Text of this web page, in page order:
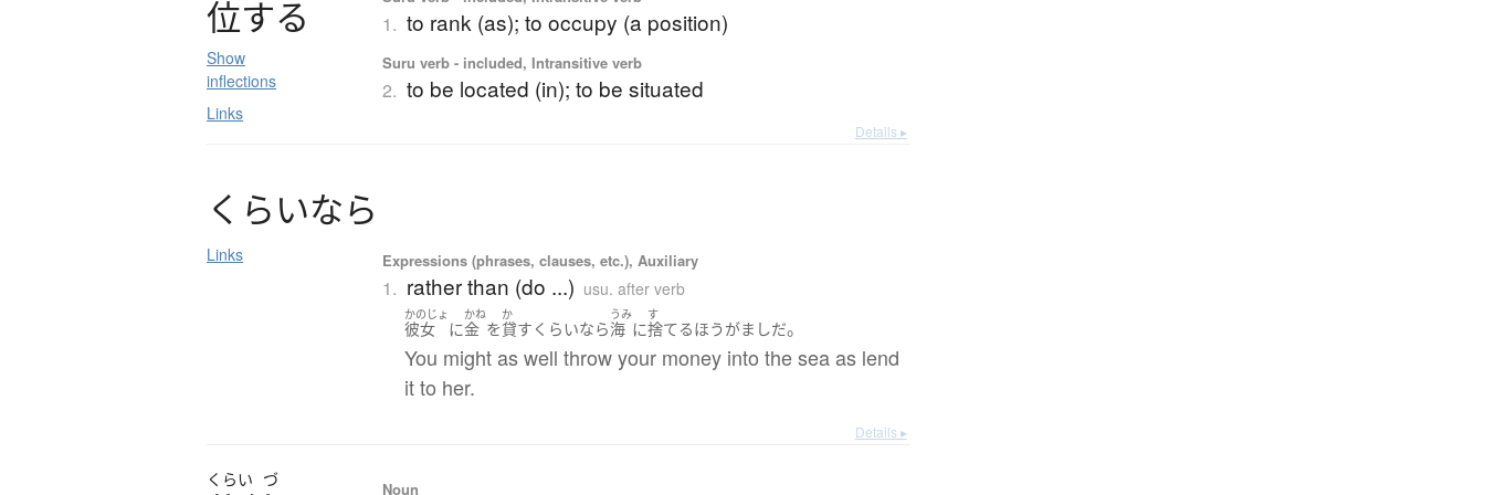
位する
Show
inflections
Links
1. to rank (as); to occupy (a position)
Suru verb - included, Intransitive verb
2. to be located (in); to be situated
Details ▸
く らいなら
Links Expressions (phrases, clauses, etc.), Auxiliary
1. rather than (do ...) usu. after verb
かのじょ
彼女 に
かね
金 を
か
貸す くらいなら
うみ
海 に
す
捨てるほうがましだ。
You might as well throw your money into the sea as lend
it to her.
Details ▸
くらい づ Noun